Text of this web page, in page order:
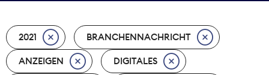
Nachhaltigkeit
Nachwuchs
2021 BRANCHENNACHRICHT
ANZEIGEN DIGITALES